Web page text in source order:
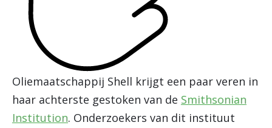
Oliemaatschappij Shell krijgt een paar veren in
haar achterste gestoken van de Smithsonian
Institution. Onderzoekers van dit instituut